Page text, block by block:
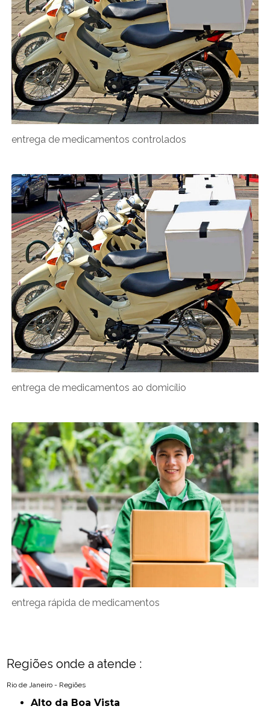
entrega de medicamentos controlados
entrega de medicamentos ao domicílio
entrega rápida de medicamentos
Regiões onde a atende :
Rio de Janeiro - Regiões
Alto da Boa Vista